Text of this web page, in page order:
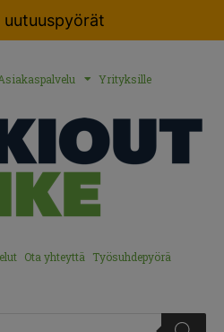
uutuuspyörät
Yrityksille
Ota yhteyttä Työsuhdepyörä